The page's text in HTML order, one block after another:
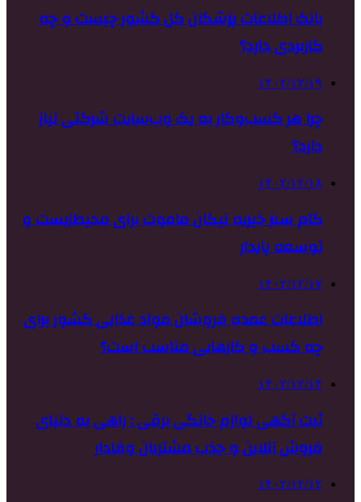
بانک اطلاعات پزشکان کل کشور چیست و چه
کاربردی دارد؟
۱۴۰۲/۱۲/۱۹
چرا هر کسب‌وکار به یک وب‌سایت شرکتی نیاز
دارد؟
۱۴۰۲/۱۲/۱۸
گام سبز خیریه نیکان ماموت برای محیط‌زیست و
توسعه پایدار
۱۴۰۲/۱۲/۱۷
اطلاعات عمده فروشان مواد غذایی کشور برای
چه کسب و کارهایی مناسب است؟
۱۴۰۲/۱۲/۱۴
ثبت آگهی لوازم خانگی برقی : راهی به دنیای
فروش آنلاین و جذب مشتریان وفادار
۱۴۰۲/۱۲/۱۲